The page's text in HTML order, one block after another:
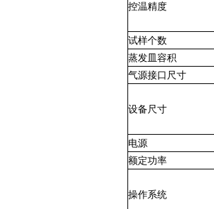
控温精度
试样个数
蒸发皿容积
气源接口尺寸
设备尺寸
电源
额定功率
操作系统